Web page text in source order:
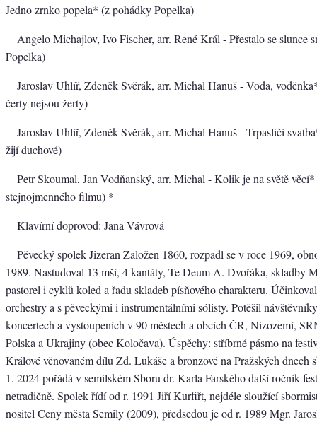
Jedno zrnko popela* (z pohádky Popelka)
Angelo Michajlov, Ivo Fischer, arr. René Král - Přestalo se slunce
Popelka)
Jaroslav Uhlíř, Zdeněk Svěrák, arr. Michal Hanuš - Voda,
čerty nejsou žerty)
Jaroslav Uhlíř, Zdeněk Svěrák, arr. Michal Hanuš - Trpasličí
žijí duchové)
Petr Skoumal, Jan Vodňanský, arr. Michal - Kolik je na světě věcí*
stejnojmenného filmu) *
Klavírní doprovod: Jana Vávrová
Pěvecký spolek Jizeran Založen 1860, rozpadl se v roce 1969,
1989. Nastudoval 13 mší, 4 kantáty, Te Deum A. Dvořáka, skladby
pastorel i cyklů koled a řadu skladeb písňového charakteru.
orchestry a s pěveckými i instrumentálními sólisty. Potěšil
koncertech a vystoupeních v 90 městech a obcích ČR, Nizozemí,
Polska a Ukrajiny (obec Koločava). Úspěchy: stříbrné pásmo na
Králové věnovaném dílu Zd. Lukáše a bronzové na Pražských dnech
1. 2024 pořádá v semilském Sboru dr. Karla Farského další ročník
netradičně. Spolek řídí od r. 1991 Jiří Kurfiřt, nejdéle sloužící
nositel Ceny města Semily (2009), předsedou je od r. 1989 Mgr.